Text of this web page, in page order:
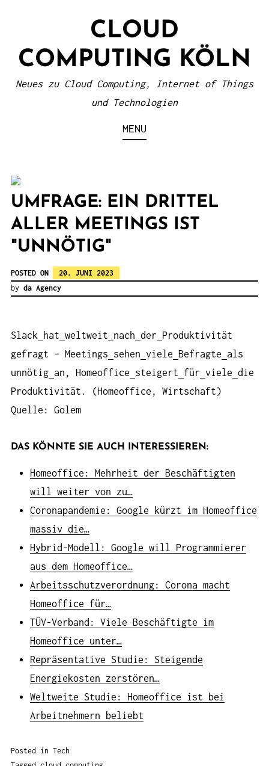
CLOUD
COMPUTING KÖLN
Neues zu Cloud Computing, Internet of Things
und Technologien
MENU
UMFRAGE: EIN DRITTEL
ALLER MEETINGS IST
"UNNÖTIG"
POSTED ON
20. JUNI 2023
by da Agency
Slack hat weltweit nach der
Produktivität
gefragt – Meetings
sehen viele Befragte
als
unnötig an, Homeoffice steigert für viele die
Produktivität. (Homeoffice, Wirtschaft)
Quelle: Golem
DAS KÖNNTE SIE AUCH INTERESSIEREN:
Homeoffice: Mehrheit der Beschäftigten
will weiter von zu…
Coronapandemie: Google kürzt im Homeoffice
massiv die…
Hybrid-Modell: Google will Programmierer
aus dem Homeoffice…
Arbeitsschutzverordnung: Corona macht
Homeoffice für…
TÜV-Verband: Viele Beschäftigte im
Homeoffice unter…
Repräsentative Studie: Steigende
Energiekosten zerstören…
Weltweite Studie: Homeoffice ist bei
Arbeitnehmern beliebt
Posted in Tech